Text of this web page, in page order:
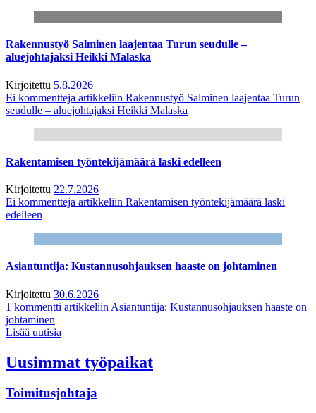
Rakennustyö Salminen laajentaa Turun seudulle –
aluejohtajaksi Heikki Malaska
Kirjoitettu 5.8.2026
Ei kommentteja artikkeliin Rakennustyö Salminen laajentaa Turun
seudulle – aluejohtajaksi Heikki Malaska
Rakentamisen työntekijämäärä laski edelleen
Kirjoitettu 22.7.2026
Ei kommentteja artikkeliin Rakentamisen työntekijämäärä laski
edelleen
Asiantuntija: Kustannusohjauksen haaste on johtaminen
Kirjoitettu 30.6.2026
1 kommentti artikkeliin Asiantuntija: Kustannusohjauksen haaste on
johtaminen
Lisää uutisia
Uusimmat työpaikat
Toimitusjohtaja